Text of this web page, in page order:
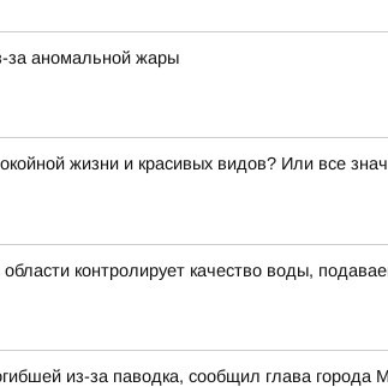
за аномальной жары
жизни и красивых видов? Или все
контролирует качество воды,
из-за паводка, сообщил глава города